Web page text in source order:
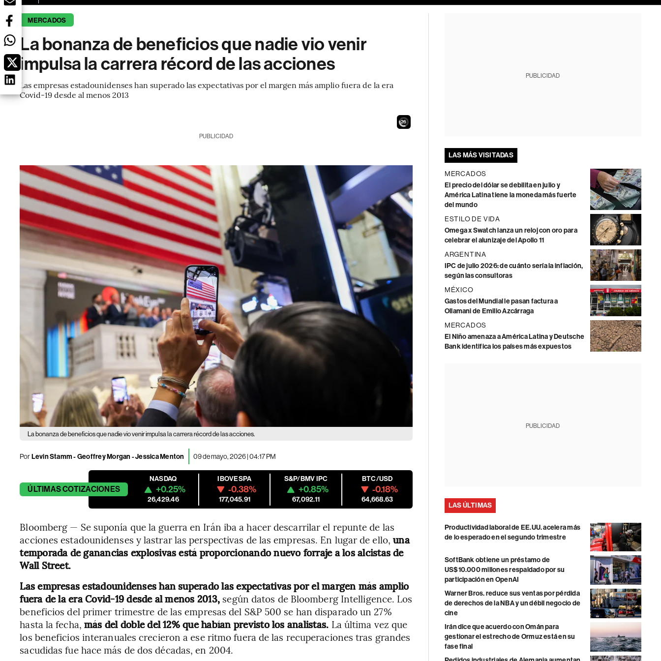
MERCADOS
La bonanza de beneficios que nadie vio venir
impulsa la carrera récord de las acciones
Las empresas estadounidenses han superado las expectativas por el margen más amplio fuera de la era
Covid-19 desde al menos 2013
24
PUBLICIDAD
La bonanza de beneficios que nadie vio venir impulsa la carrera récord de las acciones.
PorLevin Stamm - Geoffrey Morgan - Jessica Menton 09 de mayo, 2026 | 04:17 PM
ÚLTIMASCOTIZACIONES
NASDAQ
+0.25%
26,429.46
IBOVESPA
-0.38%
177,045.91
S&P/BMV IPC
+0.85%
67,092.11
BTC/USD
-0.18%
64,668.63
Bloomberg — Se suponía que la guerra en Irán iba a hacer descarrilar el repunte de las
acciones estadounidenses y lastrar las perspectivas de las empresas. En lugar de ello, una
temporada de ganancias explosivas está proporcionando nuevo forraje a los alcistas de
Wall Street.
Las empresas estadounidenses han superado las expectativas por el margen más amplio
fuera de la era Covid-19 desde al menos 2013, según datos de Bloomberg Intelligence. Los
beneficios del primer trimestre de las empresas del S&P 500 se han disparado un 27%
hasta la fecha, más del doble del 12% que habían previsto los analistas. La última vez que
los beneficios interanuales crecieron a ese ritmo fuera de las recuperaciones tras grandes
sacudidas fue hace más de dos décadas, en 2004.
PUBLICIDAD
LAS MÁS VISITADAS
MERCADOS
El precio del dólar se debilita en julio y
América Latina tiene la moneda más fuerte
del mundo
ESTILO DE VIDA
Omega x Swatch lanza un reloj con oro para
celebrar el alunizaje del Apollo 11
ARGENTINA
IPC de julio 2026: de cuánto sería la inflación,
según las consultoras
MÉXICO
Gastos del Mundial le pasan factura a
Ollamani de Emilio Azcárraga
MERCADOS
El Niño amenaza a América Latina y Deutsche
Bank identifica los países más expuestos
PUBLICIDAD
LAS ÚLTIMAS
Productividad laboral de EE.UU. acelera más
de lo esperado en el segundo trimestre
SoftBank obtiene un préstamo de
US$10.000 millones respaldado por su
participación en OpenAI
Warner Bros. reduce sus ventas por pérdida
de derechos de la NBA y un débil negocio de
cine
Irán dice que acuerdo con Omán para
gestionar el estrecho de Ormuz está en su
fase final